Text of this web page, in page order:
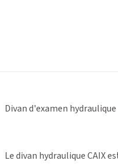
Divan d'examen
Le divan hydraulique CAIX